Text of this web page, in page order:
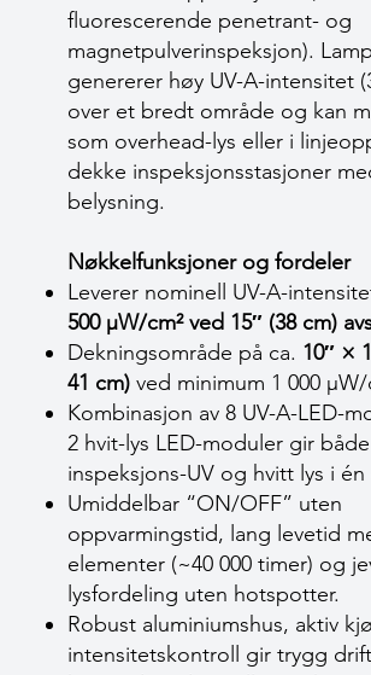
fluorescerende penetrant- og
magnetpulverinspeksjon).
genererer høy UV-A-intensitet
over et bredt område og kan
som overhead-lys eller i
dekke inspeksjonsstasjoner
belysning.
Nøkkelfunksjoner og fordeler
Leverer nominell UV-A-
500 µW/cm² ved 15″ (38 cm)
Dekningsområde på ca. 10″ ×
41 cm) ved minimum 1 000 µW/
Kombinasjon av 8 UV-A-LED-
2 hvit-lys LED-moduler gir både
inspeksjons-UV og hvitt lys i én
Umiddelbar “ON/OFF” uten
oppvarmingstid, lang levetid
elementer (~40 000 timer) og
lysfordeling uten hotspotter.
Robust aluminiumshus, aktiv
intensitetskontroll gir trygg